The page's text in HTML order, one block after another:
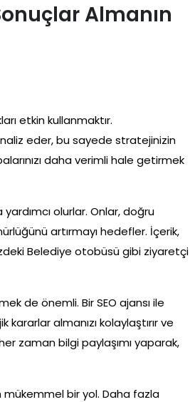
Almanın
etkin kullanmaktır.
eder, bu sayede stratejinizin
daha verimli hale getirmek
olurlar. Onlar, doğru
artırmayı hedefler. İçerik,
Belediye otobüsü gibi ziyaretçi
de önemli. Bir SEO ajansı ile
kararlar almanızı kolaylaştırır ve
zaman bilgi paylaşımı yaparak,
mükemmel bir yol. Daha fazla